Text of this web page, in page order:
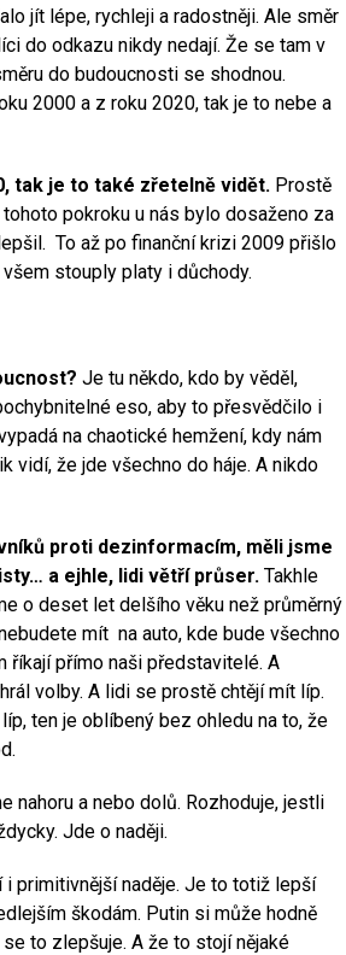
jít lépe, rychleji a radostněji. Ale směr
do odkazu nikdy nedají. Že se tam v
do budoucnosti se shodnou.
2000 a z roku 2020, tak je to nebe a
tak je to také zřetelně vidět.Prostě
pokroku u nás bylo dosaženo za
To až po finanční krizi 2009 přišlo
stouply platy i důchody.
Je tu někdo, kdo by věděl,
eso, aby to přesvědčilo i
na chaotické hemžení, kdy nám
vidí, že jde všechno do háje. A nikdo
proti dezinformacím, měli jsme
a ejhle, lidi větří průser.Takhle
o deset let delšího věku než průměrný
mít na auto, kde bude všechno
říkají přímo naši představitelé. A
volby. A lidi se prostě chtějí mít líp.
ten je oblíbený bez ohledu na to, že
nahoru a nebo dolů. Rozhoduje, jestli
Jde o naději.
primitivnější naděje. Je to totiž lepší
škodám. Putin si může hodně
to zlepšuje. A že to stojí nějaké